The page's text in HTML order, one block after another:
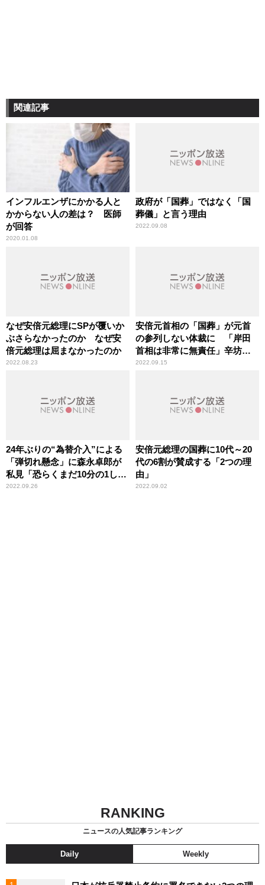
関連記事
インフルエンザにかかる人と
かからない人の差は？ 医師
が回答
2020.01.08
政府が「国葬」ではなく「国
葬儀」と言う理由
2022.09.08
なぜ安倍元総理にSPが覆いか
ぶさらなかったのか なぜ安
倍元総理は屈まなかったのか
2022.08.23
安倍元首相の「国葬」が元首
の参列しない体裁に 「岸田
首相は非常に無責任」辛坊治
郎が指摘
2022.09.15
24年ぶりの“為替介入”による
「弾切れ懸念」に森永卓郎が
私見「恐らくまだ10分の1しか
使ってない」
2022.09.26
安倍元総理の国葬に10代～20
代の6割が賛成する「2つの理
由」
2022.09.02
RANKING
ニュースの人気記事ランキング
Daily Weekly